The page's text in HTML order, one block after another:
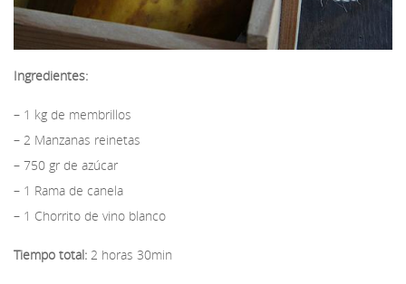
Ingredientes:
– 1 kg de membrillos
– 2 Manzanas reinetas
– 750 gr de azúcar
– 1 Rama de canela
– 1 Chorrito de vino blanco
Tiempo total: 2 horas 30min